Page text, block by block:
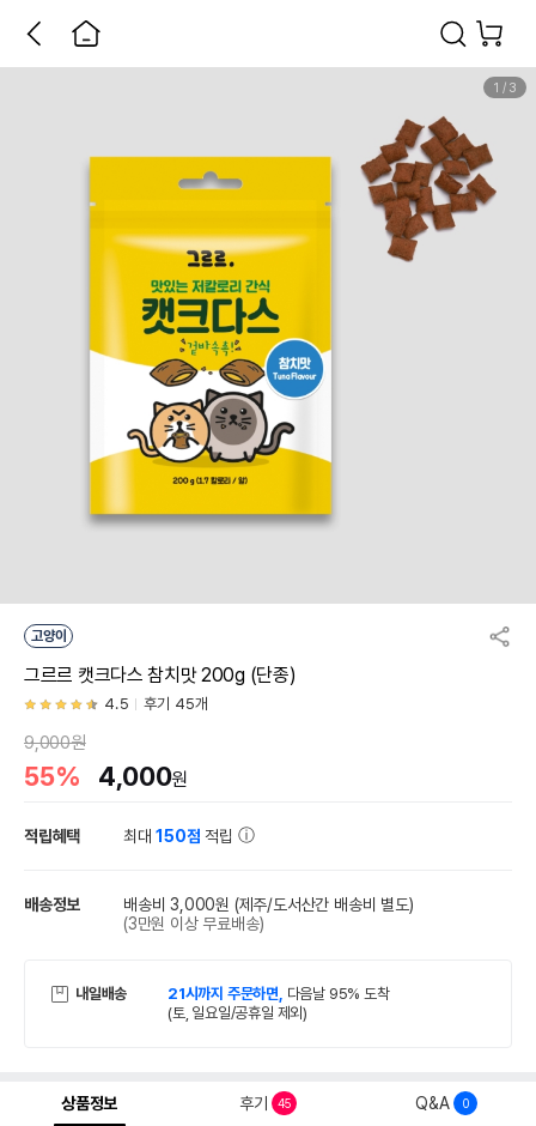
1 / 3
고양이
그르르 캣크다스 참치맛 200g (단종)
4.5 후기 45개
9,000원
55% 4,000원
적립혜택 최대150점 적립
배송정보 배송비 3,000원 (제주/도서산간 배송비 별도)
(3만원 이상 무료배송)
내일배송 21시까지 주문하면, 다음날 95% 도착
(토, 일요일/공휴일 제외)
상품정보 후기 45 Q&A 0